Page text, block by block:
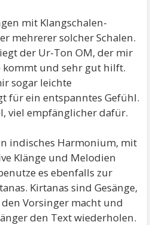
mit Klangschalen-
mehrerer solcher Schalen.
der Ur-Ton OM, der mir
und sehr gut hilft.
sogar leichte
für ein entspanntes Gefühl.
viel empfänglicher dafür.
indisches Harmonium, mit
Klänge und Melodien
es ebenfalls zur
Kirtanas sind Gesänge,
Vorsinger macht und
den Text wiederholen.